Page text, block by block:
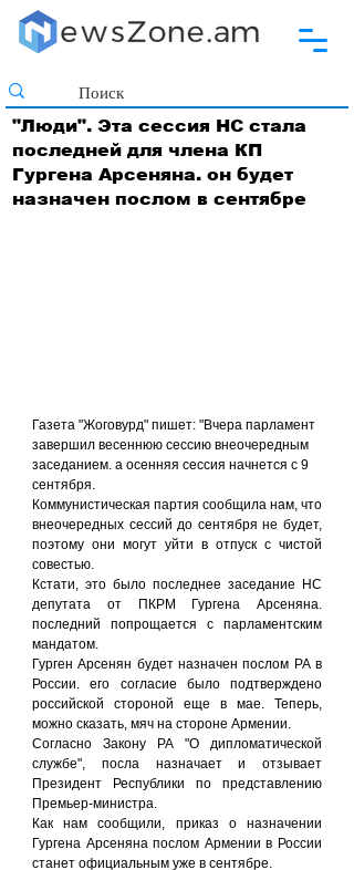
"Люди". Эта сессия НС стала
последней для члена КП
Гургена Арсеняна. он будет
назначен послом в сентябре
Газета "Жоговурд" пишет: "Вчера парламент
завершил весеннюю сессию внеочередным
заседанием. а осенняя сессия начнется с 9
сентября.
Коммунистическая партия сообщила нам, что
внеочередных сессий до сентября не будет,
поэтому они могут уйти в отпуск с чистой
совестью.
Кстати, это было последнее заседание НС
депутата от ПКРМ Гургена Арсеняна.
последний попрощается с парламентским
мандатом.
Гурген Арсенян будет назначен послом РА в
России. его согласие было подтверждено
российской стороной еще в мае. Теперь,
можно сказать, мяч на стороне Армении.
Согласно Закону РА "О дипломатической
службе", посла назначает и отзывает
Президент Республики по представлению
Премьер-министра.
Как нам сообщили, приказ о назначении
Гургена Арсеняна послом Армении в России
станет официальным уже в сентябре.